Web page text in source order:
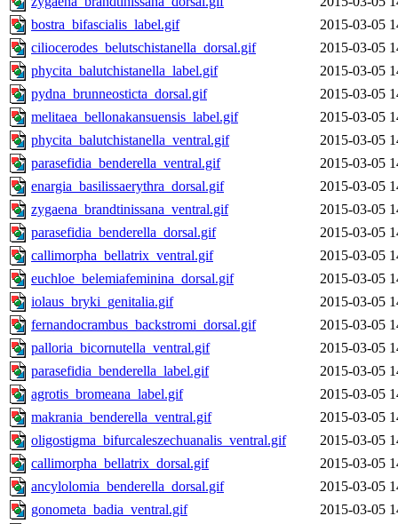
bostra_bifascialis_label.gif
2015-03-05
ciliocerodes_belutschistanella_dorsal.gif
2015-03-05
phycita_balutchistanella_label.gif
2015-03-05
pydna_brunneosticta_dorsal.gif
2015-03-05
melitaea_bellonakansuensis_label.gif
2015-03-05
phycita_balutchistanella_ventral.gif
2015-03-05
parasefidia_benderella_ventral.gif
2015-03-05
enargia_basilissaerythra_dorsal.gif
2015-03-05
zygaena_brandtinissana_ventral.gif
2015-03-05
parasefidia_benderella_dorsal.gif
2015-03-05
callimorpha_bellatrix_ventral.gif
2015-03-05
euchloe_belemiafeminina_dorsal.gif
2015-03-05
iolaus_bryki_genitalia.gif
2015-03-05
fernandocrambus_backstromi_dorsal.gif
2015-03-05
palloria_bicornutella_ventral.gif
2015-03-05
parasefidia_benderella_label.gif
2015-03-05
agrotis_bromeana_label.gif
2015-03-05
makrania_benderella_ventral.gif
2015-03-05
oligostigma_bifurcaleszechuanalis_ventral.gif
2015-03-05
callimorpha_bellatrix_dorsal.gif
2015-03-05
ancylolomia_benderella_dorsal.gif
2015-03-05
gonometa_badia_ventral.gif
2015-03-05